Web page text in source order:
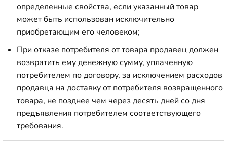
определенные свойства, если указанный товар
может быть использован исключительно
приобретающим его человеком;
При отказе потребителя от товара продавец должен
возвратить ему денежную сумму, уплаченную
потребителем по договору, за исключением расходов
продавца на доставку от потребителя возвращенного
товара, не позднее чем через десять дней со дня
предъявления потребителем соответствующего
требования.